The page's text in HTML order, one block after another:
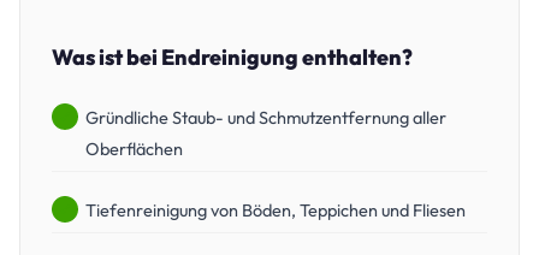
Was ist bei Endreinigung enthalten?
Gründliche Staub- und Schmutzentfernung aller
Oberflächen
Tiefenreinigung von Böden, Teppichen und Fliesen